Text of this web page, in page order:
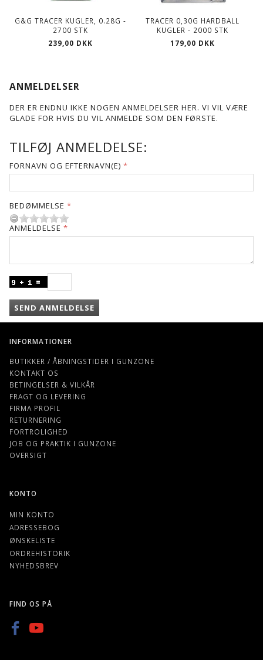
G&G TRACER KUGLER, 0.28G -
2700 STK
239,00 DKK
TRACER 0,30G HARDBALL
KUGLER - 2000 STK
179,00 DKK
ANMELDELSER
DER ER ENDNU IKKE NOGEN ANMELDELSER HER. VI VIL VÆRE
GLADE FOR HVIS DU VIL ANMELDE SOM DEN FØRSTE.
TILFØJ ANMELDELSE:
FORNAVN OG EFTERNAVN(E)
BEDØMMELSE
ANMELDELSE
SEND ANMELDELSE
INFORMATIONER
BUTIKKER / ÅBNINGSTIDER I GUNZONE
KONTAKT OS
BETINGELSER & VILKÅR
FRAGT OG LEVERING
FIRMA PROFIL
RETURNERING
FORTROLIGHED
JOB OG PRAKTIK I GUNZONE
OVERSIGT
KONTO
MIN KONTO
ADRESSEBOG
ØNSKELISTE
ORDREHISTORIK
NYHEDSBREV
FIND OS PÅ